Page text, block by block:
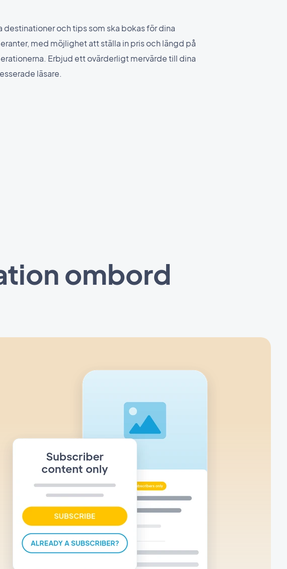
destinationer och tips som ska bokas för dina
med möjlighet att ställa in pris och längd på
Erbjud ett ovärderligt mervärde till dina
läsare.
ombord